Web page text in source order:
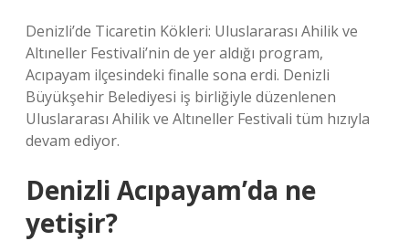
Denizli’de Ticaretin Kökleri: Uluslararası Ahilik ve
Altıneller Festivali’nin de yer aldığı program,
Acıpayam ilçesindeki finalle sona erdi. Denizli
Büyükşehir Belediyesi iş birliğiyle düzenlenen
Uluslararası Ahilik ve Altıneller Festivali tüm hızıyla
devam ediyor.
Denizli Acıpayam’da ne
yetişir?